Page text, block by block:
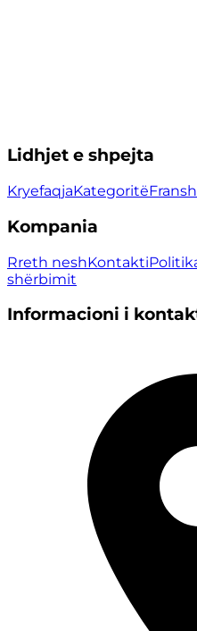
Lidhjet e shpejta
KryefaqjaKategoritë
Kompania
Rreth neshKontakti
shërbimit
Informacioni i